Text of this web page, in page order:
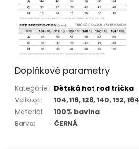
Doplňkové parametry
Kategorie: Dětská hot rod trička
Velikost:
104, 116, 128, 140, 152, 164
Materiál:
100% bavlna
Barva: ČERNÁ